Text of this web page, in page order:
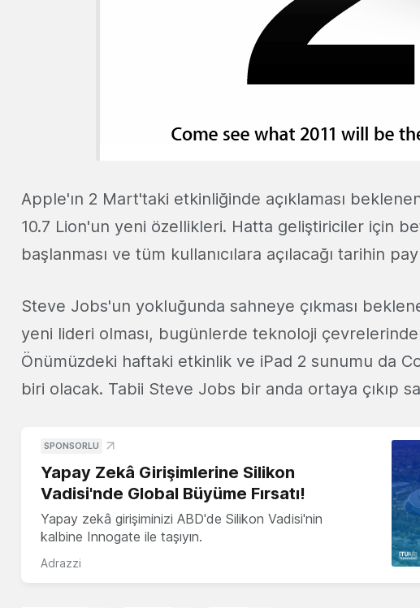
Apple'ın 2 Mart'taki etkinliğinde açıklaması
10.7 Lion'un yeni özellikleri. Hatta geliştiriciler için
başlanması ve tüm kullanıcılara açılacağı tarihin
Steve Jobs'un yokluğunda sahneye çıkması
yeni lideri olması, bugünlerde teknoloji
Önümüzdeki haftaki etkinlik ve iPad 2 sunumu da
biri olacak. Tabii Steve Jobs bir anda ortaya çıkıp
SPONSORLU
Yapay Zekâ Girişimlerine Silikon
Vadisi'nde Global Büyüme Fırsatı!
Yapay zekâ girişiminizi ABD'de Silikon Vadisi'nin
kalbine Innogate ile taşıyın.
Adrazzi